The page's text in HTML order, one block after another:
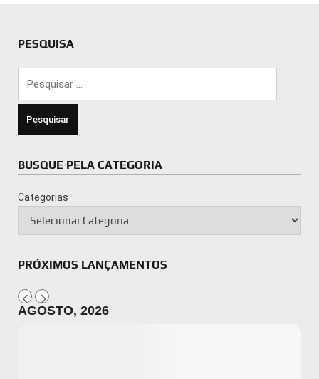
PESQUISA
BUSQUE PELA CATEGORIA
Categorias
PRÓXIMOS LANÇAMENTOS
AGOSTO, 2026